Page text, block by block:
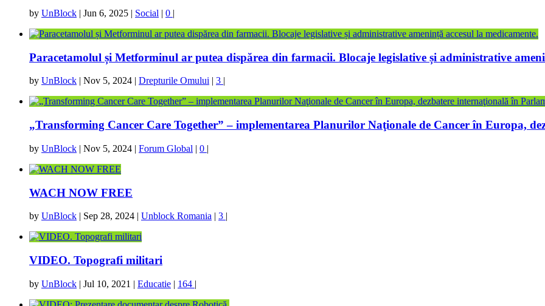
by UnBlock | Jun 6, 2025 | Social | 0 |
Paracetamolul și Metforminul ar putea dispărea din farmacii. Blocaje legislative și administrative
by UnBlock | Nov 5, 2024 | Drepturile Omului | 3 |
„Transforming Cancer Care Together” – implementarea Planurilor Naţionale de Cancer în Europa,
by UnBlock | Nov 5, 2024 | Forum Global | 0 |
WACH NOW FREE
by UnBlock | Sep 28, 2024 | Unblock Romania | 3 |
VIDEO. Topografi militari
by UnBlock | Jul 10, 2021 | Educatie | 164 |